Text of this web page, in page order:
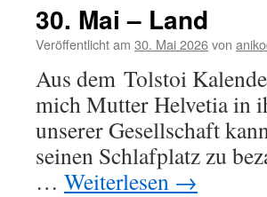
30. Mai – Land
Veröffentlicht am 30. Mai 2026von
Aus dem Tolstoi
mich Mutter Helvetia
unserer Gesellschaft
seinen Schlafplatz zu
… Weiterlesen →